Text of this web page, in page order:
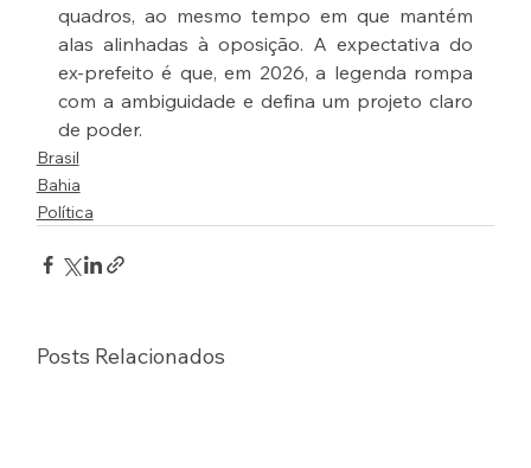
quadros, ao mesmo tempo em que mantém
alas alinhadas à oposição. A expectativa do
ex-prefeito é que, em 2026, a legenda rompa
com a ambiguidade e defina um projeto claro
de poder.
Brasil
Bahia
Política
Posts Relacionados